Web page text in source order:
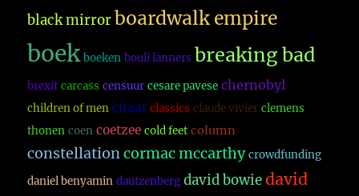
black mirror boardwalk empire
boek boeken bouli lanners breaking bad
brexit carcass censuur cesare pavese chernobyl
children of men citaat classics claude vivier clemens
thonen coen coetzee cold feet column
constellationcormac mccarthy crowdfunding
daniel benyamin dautzenberg david bowie david